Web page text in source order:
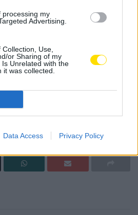
processing my
Advertising.
Use,
or Sharing of my
Unrelated with the
was collected.
Data Access Privacy Policy
aos públicos habituais.
tem-se afirmado como
encontro entre criadores e
inovadoras e
à cultura.
casa das artes